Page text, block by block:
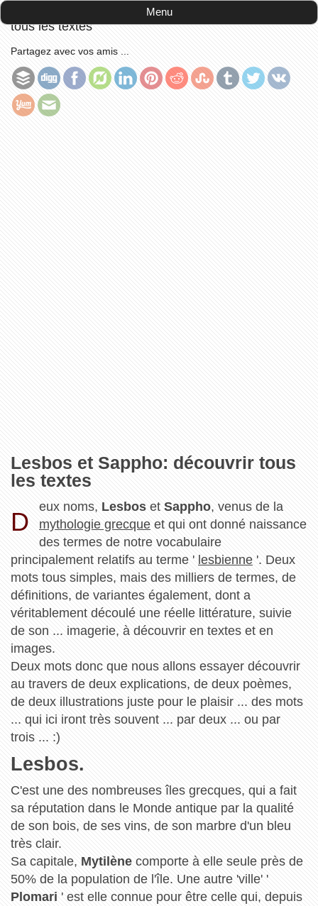
Lesbos et Sappho: découvrir
tous les textes
Partagez avec vos amis ...
Lesbos et Sappho: découvrir tous
les textes
D
eux noms, Lesbos etSappho, venus de la
mythologie grecque et qui ont donné naissance
des termes de notre vocabulaire
principalement relatifs au terme ' lesbienne'. Deux
mots tous simples, mais des milliers de termes, de
définitions, de variantes également, dont a
véritablement découlé une réelle littérature, suivie
de son ... imagerie, à découvrir en textes et en
images.
Deux mots donc que nous allons essayer découvrir
au travers de deux explications, de deux poèmes,
de deux illustrations juste pour le plaisir ... des mots
... qui ici iront très souvent ... par deux ... ou par
trois ... :)
Lesbos.
C'est une des nombreuses îles grecques, qui a fait
sa réputation dans le Monde antique par la qualité
de son bois, de ses vins, de son marbre d'un bleu
très clair.
Sa capitale, Mytilènecomporte à elle seule près de
50% de la population de l'île. Une autre 'ville' '
Plomari ' est elle connue pour être celle qui, depuis
Menu